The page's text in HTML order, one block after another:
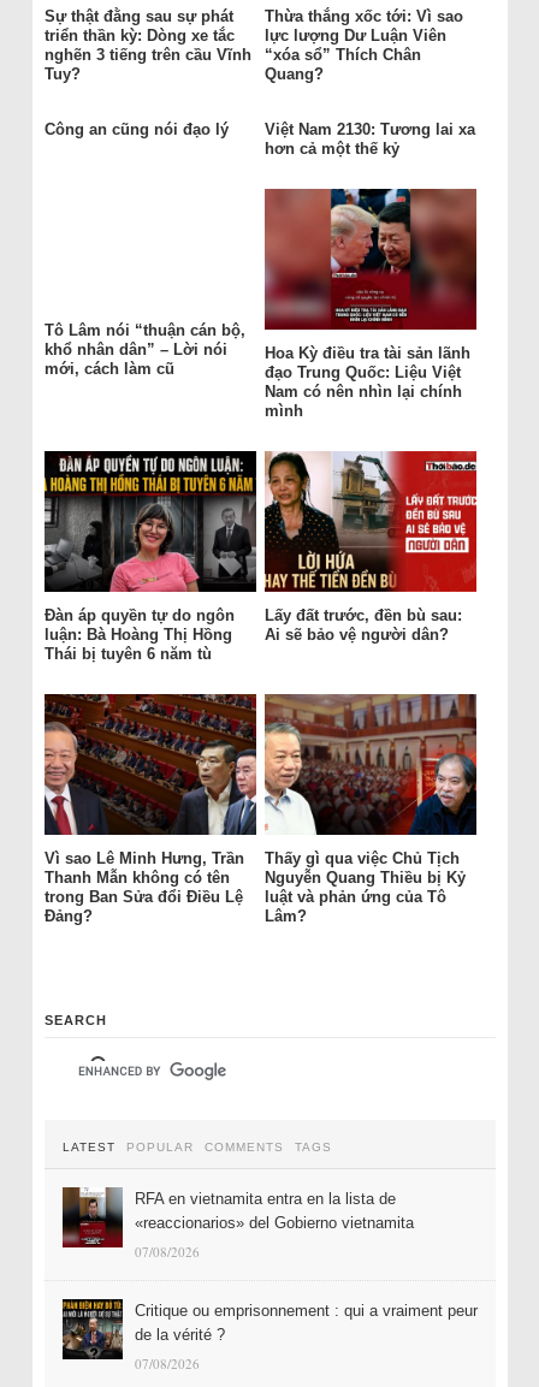
Sự thật đằng sau sự phát
triển thần kỳ: Dòng xe tắc
nghẽn 3 tiếng trên cầu Vĩnh
Tuy?
Thừa thắng xốc tới: Vì sao
lực lượng Dư Luận Viên
“xóa sổ” Thích Chân
Quang?
Công an cũng nói đạo lý
Việt Nam 2130: Tương lai xa
hơn cả một thế kỷ
Tô Lâm nói “thuận cán bộ,
khổ nhân dân” – Lời nói
mới, cách làm cũ
Hoa Kỳ điều tra tài sản lãnh
đạo Trung Quốc: Liệu Việt
Nam có nên nhìn lại chính
mình
Đàn áp quyền tự do ngôn
luận: Bà Hoàng Thị Hồng
Thái bị tuyên 6 năm tù
Lấy đất trước, đền bù sau:
Ai sẽ bảo vệ người dân?
Vì sao Lê Minh Hưng, Trần
Thanh Mẫn không có tên
trong Ban Sửa đổi Điều Lệ
Đảng?
Thấy gì qua việc Chủ Tịch
Nguyễn Quang Thiều bị Kỷ
luật và phản ứng của Tô
Lâm?
SEARCH
LATEST POPULAR COMMENTS TAGS
RFA en vietnamita entra en la lista de
«reaccionarios» del Gobierno vietnamita
07/08/2026
Critique ou emprisonnement : qui a vraiment peur
de la vérité ?
07/08/2026